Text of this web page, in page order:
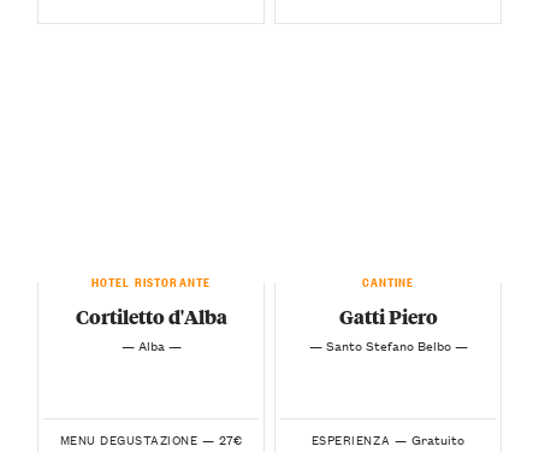
HOTEL RISTORANTE
Cortiletto d'Alba
— Alba —
MENU DEGUSTAZIONE — 27€
CANTINE
Gatti Piero
— Santo Stefano Belbo —
ESPERIENZA — Gratuito